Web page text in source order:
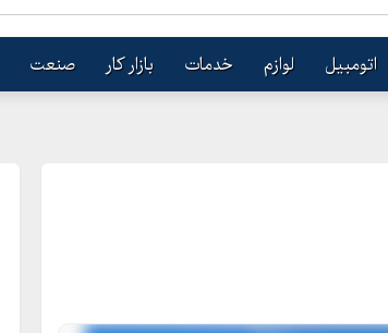
اتومبیل لوازم خدمات بازار کار صنعت